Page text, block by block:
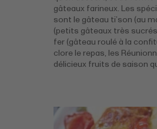
gâteaux farineux. Les
sont le gâteau ti’son (au
(petits gâteaux très
fer (gâteau roulé à la
clore le repas, les
délicieux fruits de saison